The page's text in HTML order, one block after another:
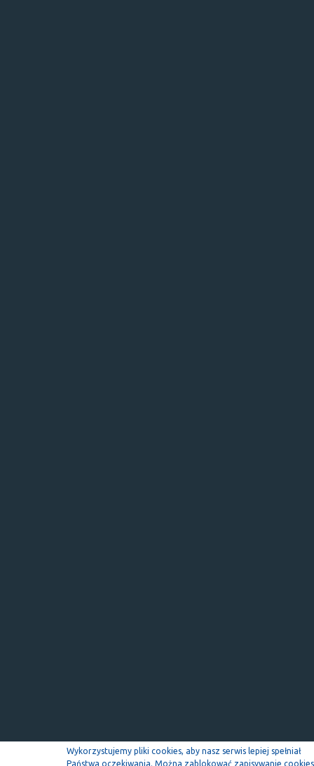
Wykorzystujemy pliki cookies, aby nasz serwis lepiej spełniał
Państwa oczekiwania. Można zablokować zapisywanie